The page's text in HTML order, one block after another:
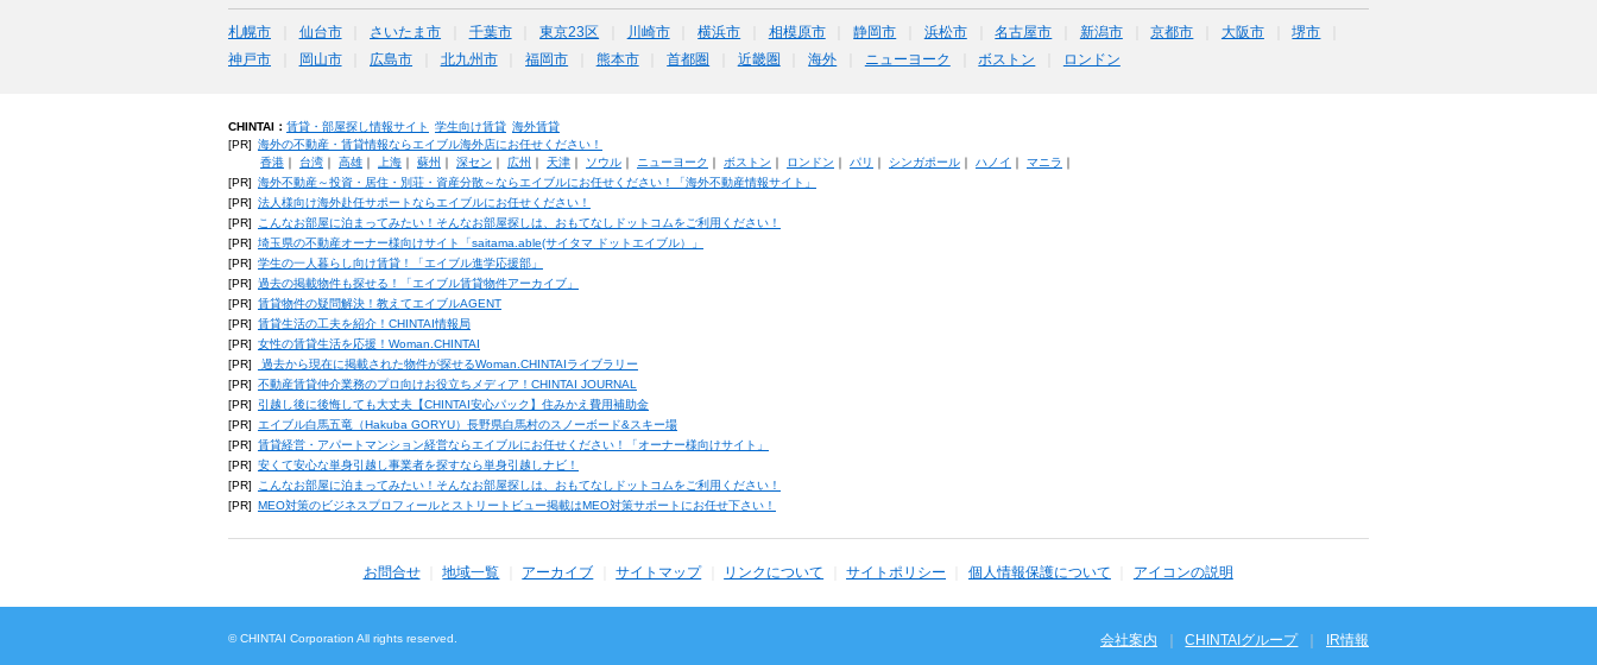
札幌市 仙台市 さいたま市 千葉市 東京23区 川崎市 横浜市 相模原市 静岡市 浜松市 名古屋市 新潟市 京都市 大阪市
堺市
神戸市
岡山市 広島市 北九州市 福岡市 熊本市 首都圏 近畿圏 海外 ニューヨーク ボストン ロンドン
CHINTAI： 賃貸・部屋探し情報サイト 学生向け賃貸 海外賃貸
[PR] 海外の不動産・賃貸情報ならエイブル海外店にお任せください！
香港｜ 台湾｜ 高雄｜ 上海｜ 蘇州 ｜ 深セン ｜ 広州 ｜ 天津｜ ソウル｜ ニューヨーク ｜ ボストン ｜ ロンドン ｜ パリ ｜ シンガポール｜ ハノイ ｜ マニラ ｜
[PR] 海外不動産～投資・居住・別荘・資産分散～ならエイブルにお任せください！「海外不動産情報サイト」
[PR] 法人様向け海外赴任サポートならエイブルにお任せください！
[PR]
こんなお部屋に泊まってみたい！そんなお部屋探しは、おもてなしドットコムをご利用ください！
[PR] 埼玉県の不動産オーナー様向けサイト「saitama.able(サイタマ ドットエイブル）」
[PR] 学生の一人暮らし向け賃貸！「エイブル進学応援部」
[PR] 過去の掲載物件も探せる！「エイブル賃貸物件アーカイブ」
[PR] 賃貸物件の疑問解決！教えてエイブルAGENT
[PR] 賃貸生活の工夫を紹介！CHINTAI情報局
[PR] 女性の賃貸生活を応援！Woman.CHINTAI
[PR]
過去から現在に掲載された物件が探せるWoman.CHINTAIライブラリー
[PR] 不動産賃貸仲介業務のプロ向けお役立ちメディア！CHINTAI JOURNAL
[PR]
引越し後に後悔しても大丈夫【CHINTAI安心パック】住みかえ費用補助金
[PR]
エイブル白馬五竜（Hakuba GORYU）長野県白馬村のスノーボード&スキー場
[PR] 賃貸経営・アパートマンション経営ならエイブルにお任せください！「オーナー様向けサイト」
[PR] 安くて安心な単身引越し事業者を探すなら単身引越しナビ！
[PR]
こんなお部屋に泊まってみたい！そんなお部屋探しは、おもてなしドットコムをご利用ください！
[PR] MEO対策のビジネスプロフィールとストリートビュー掲載はMEO対策サポートにお任せ下さい！
お問合せ 地域一覧 アーカイブ サイトマップ リンクについて サイトポリシー 個人情報保護について アイコンの説明
会社案内 CHINTAIグループ IR情報
© CHINTAI Corporation All rights reserved.